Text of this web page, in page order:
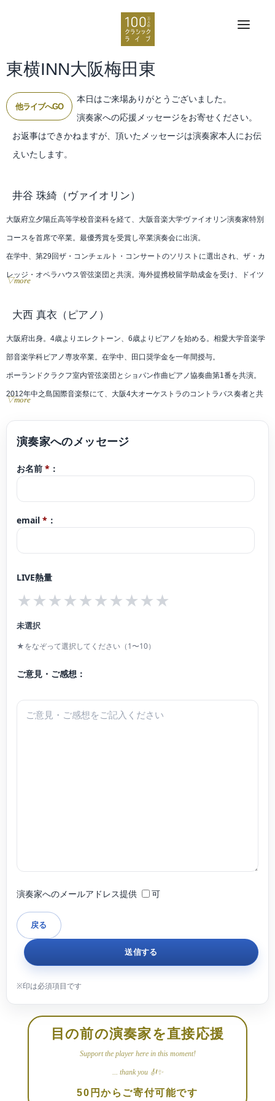
東横INN大阪梅田東
他ライブへGO
本日はご来場ありがとうございました。
演奏家への応援メッセージをお寄せください。
お返事はできかねますが、頂いたメッセージは演奏家本人にお伝
えいたします。
井谷 珠綺 （ヴァイオリン）
大阪府立夕陽丘高等学校音楽科を経て、大阪音楽大学ヴァイオリン演奏家特別
コースを首席で卒業。最優秀賞を受賞し卒業演奏会に出演。
在学中、第29回ザ・コンチェルト・コンサートのソリストに選出され、ザ・カ
レッジ・オペラハウス管弦楽団と共演。海外提携校留学助成金を受け、ドイツ
第43回霧島国際音楽祭にてフランク=ミヒャエル・エルベン氏(ライプツィヒ・
の長城杯”国際音楽コンクール第1位及び審査員特別賞。第14回バッハホール音
楽コンクール金賞など多数受賞。
兵庫芸術文化センター管弦楽団2022-23シーズンレジデント・プレイヤー、
現在はソロをはじめ室内楽の活動やオーケストラの客演も積極的に行ってい
る。
▽more
大西 真衣 （ピアノ）
大阪府出身。4歳よりエレクトーン、6歳よりピアノを始める。相愛大学音楽学
部音楽学科ピアノ専攻卒業。在学中、田口奨学金を一年間授与。
ポーランドクラクフ室内管弦楽団とショパン作曲ピアノ協奏曲第1番を共演。
2012年中之島国際音楽祭にて、大阪4大オーケストラのコントラバス奏者と共
音楽コンクール等さまざまなコンクールで入賞。第16回長江杯国際音楽コンク
ール 優秀伴奏者賞受賞。
受講。これまで坂本諭加子、福井亜貴子、故柴田翠、故長谷川美穂子の各氏に
師事。
奏)各メンバー。
2020年リサイタルを開催。2021年日本演奏連盟文化庁主催で大阪・住友生命い
オフィシャルブログ:https://ameblo.jp/maaai819/
▽more
お名前 * ：
email * ：
LIVE熱量
★★★★★★★★★★
未選択
★をなぞって選択してください（1〜10）
ご意見・ご感想：
演奏家へのメールアドレス提供 可
目の前の演奏家を直接応援
Support the player here in this moment!
... thank you 🎻✨
50円からご寄付可能です